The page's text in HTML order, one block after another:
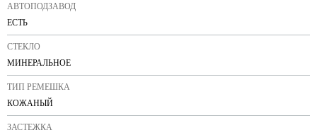
АВТОПОДЗАВОД
ЕСТЬ
СТЕКЛО
МИНЕРАЛЬНОЕ
ТИП РЕМЕШКА
КОЖАНЫЙ
ЗАСТЕЖКА